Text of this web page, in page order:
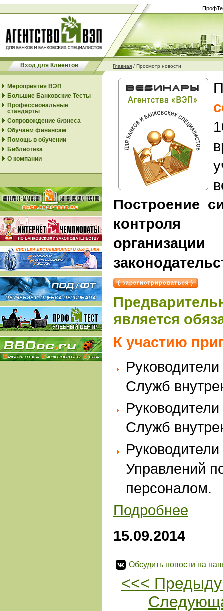
Вход для Клиентов Главная / Просмотр новости
Мероприятия ВЭП
Большие Банковские Тесты
Профессиональные
стандарты
Сопровождение бизнеса
Обучаем финансам
Помощь в обучении
Библиотека
О компании
Построение
является
К участию
Служб
Служб
Управлений
персоналом.
Подробнее
15.09.2014
Обсудить новости на
<<<